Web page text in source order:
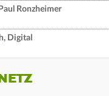
Ronzheimer
Digital